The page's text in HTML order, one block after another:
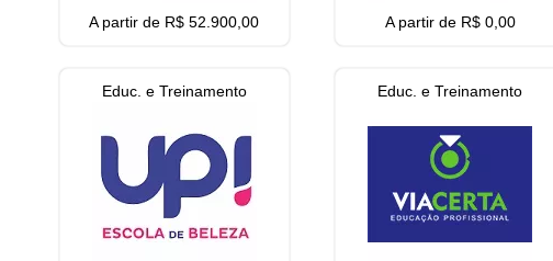
A partir de R$ 52.900,00 A partir de R$ 0,00
Educ. e Treinamento Educ. e Treinamento